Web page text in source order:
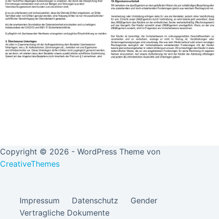
Copyright © 2026 - WordPress Theme von
CreativeThemes
Impressum Datenschutz
Gender
Vertragliche Dokumente